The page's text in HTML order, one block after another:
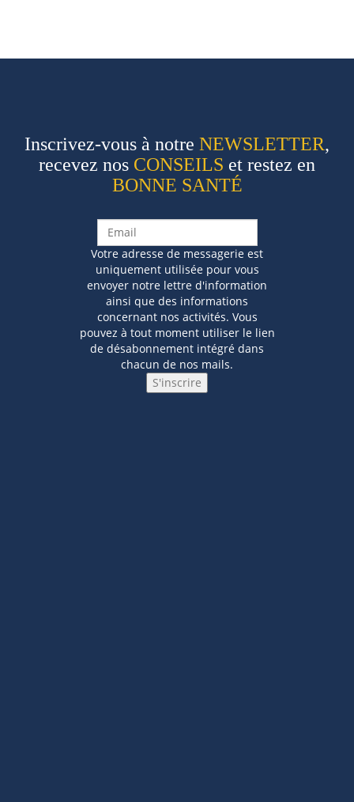
Inscrivez-vous à notre NEWSLETTER,
recevez nos CONSEILS et restez en
BONNE SANTÉ
Votre adresse de messagerie est
uniquement utilisée pour vous
envoyer notre lettre d'information
ainsi que des informations
concernant nos activités. Vous
pouvez à tout moment utiliser le lien
de désabonnement intégré dans
chacun de nos mails.